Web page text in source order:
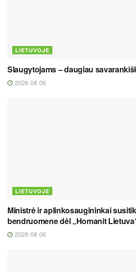
LIETUVOJE
Slaugytojams – daugiau
2026 08 06
LIETUVOJE
Ministrė ir aplinkosaugininkai
bendruomene dėl „Homanit
2026 08 06